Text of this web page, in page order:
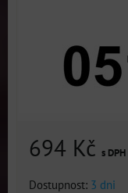
694 Kč s DPH
Dostupnost: 3 dni